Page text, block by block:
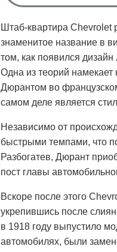
Штаб-квартира Chevrolet
знаменитое название в
том, как появился
Одна из теорий намекает
Дюрантом во
самом деле является
Независимо от
быстрыми темпами, что
Разбогатев, Дюрант
пост главы
Вскоре после этого
укрепившись после
в 1918 году выпустило
автомобилях, были